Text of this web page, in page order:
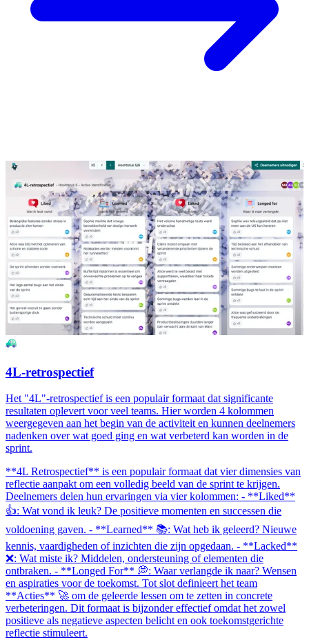
4L-retrospectief
Het "4L"-retrospectief is een populair formaat dat significante
resultaten oplevert voor veel teams. Hier worden 4 kolommen
weergegeven aan het begin van de activiteit en kunnen deelnemers
nadenken over wat goed ging en wat verbeterd kan worden in de
sprint.
**4L Retrospectief** is een populair formaat dat vier dimensies van
reflectie aanpakt om een volledig beeld van de sprint te krijgen.
Deelnemers delen hun ervaringen via vier kolommen: - **Liked**
👍: Wat vond ik leuk? De positieve momenten en successen die
voldoening gaven. - **Learned** 📚: Wat heb ik geleerd? Nieuwe
kennis, vaardigheden of inzichten die zijn opgedaan. - **Lacked**
❌: Wat miste ik? Middelen, ondersteuning of elementen die
ontbraken. - **Longed For** 💭: Waar verlangde ik naar? Wensen
en aspiraties voor de toekomst. Tot slot definieert het team
**Acties** 🚀 om de geleerde lessen om te zetten in concrete
verbeteringen. Dit formaat is bijzonder effectief omdat het zowel
positieve als negatieve aspecten belicht en ook toekomstgerichte
reflectie stimuleert.